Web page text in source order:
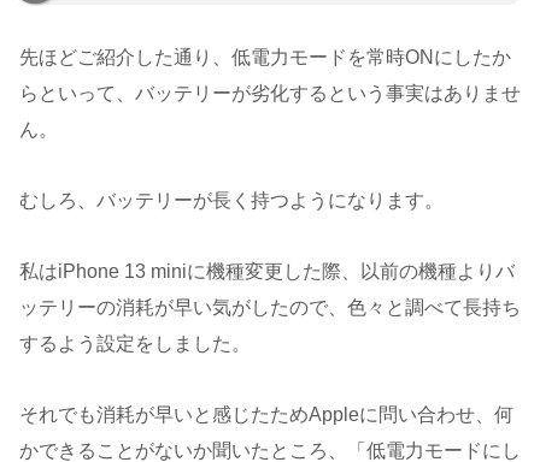
先ほどご紹介した通り、低電力モードを常時ONにしたか
らといって、バッテリーが劣化するという事実はありませ
ん。
むしろ、バッテリーが長く持つようになります。
私はiPhone 13 miniに機種変更した際、以前の機種よりバ
ッテリーの消耗が早い気がしたので、色々と調べて長持ち
するよう設定をしました。
それでも消耗が早いと感じたためAppleに問い合わせ、何
かできることがないか聞いたところ、「低電力モードにし